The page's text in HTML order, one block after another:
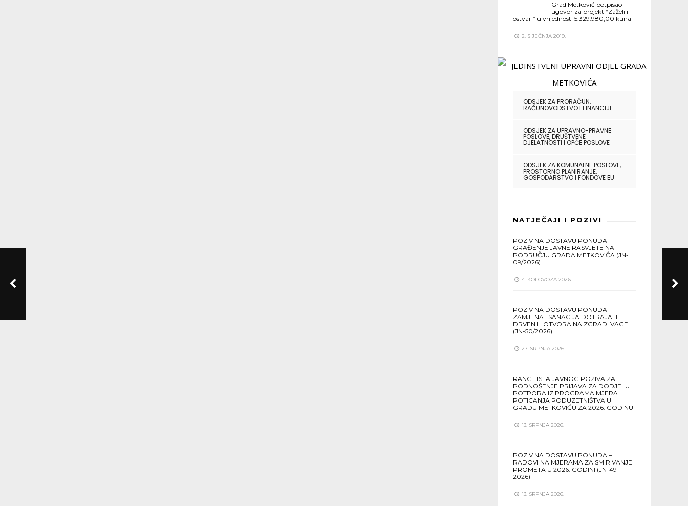
Grad Metković potpisao
ugovor za projekt “Zaželi i
ostvari” u vrijednosti 5.329.980,00 kuna
2. SIJEČNJA 2019.
ODSJEK ZA PRORAČUN,
RAČUNOVODSTVO I FINANCIJE
ODSJEK ZA UPRAVNO-PRAVNE
POSLOVE, DRUŠTVENE
DJELATNOSTI I OPĆE POSLOVE
ODSJEK ZA KOMUNALNE POSLOVE,
PROSTORNO PLANIRANJE,
GOSPODARSTVO I FONDOVE EU
NATJEČAJI I POZIVI
POZIV NA DOSTAVU PONUDA –
GRAĐENJE JAVNE RASVJETE NA
PODRUČJU GRADA METKOVIĆA (JN-
09/2026)
4. KOLOVOZA 2026.
POZIV NA DOSTAVU PONUDA –
ZAMJENA I SANACIJA DOTRAJALIH
DRVENIH OTVORA NA ZGRADI VAGE
(JN-50/2026)
27. SRPNJA 2026.
RANG LISTA JAVNOG POZIVA ZA
PODNOŠENJE PRIJAVA ZA DODJELU
POTPORA IZ PROGRAMA MJERA
POTICANJA PODUZETNIŠTVA U
GRADU METKOVIĆU ZA 2026. GODINU
13. SRPNJA 2026.
POZIV NA DOSTAVU PONUDA –
RADOVI NA MJERAMA ZA SMIRIVANJE
PROMETA U 2026. GODINI (JN-49-
2026)
13. SRPNJA 2026.